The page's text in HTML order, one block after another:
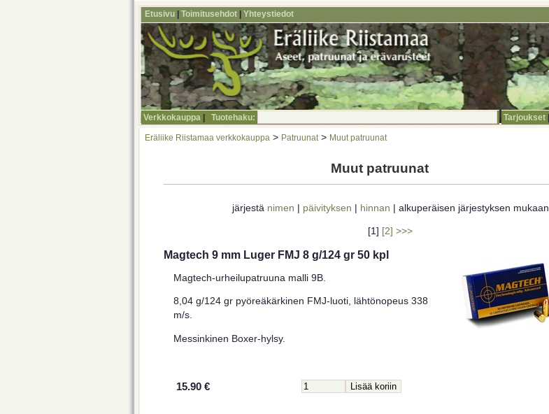
Etusivu Toimitusehdot Yhteystiedot
Verkkokauppa Tuotehaku: Tarjoukset
Eräliike Riistamaa verkkokauppa > Patruunat > Muut patruunat
Muut patruunat
järjestä nimen | päivityksen | hinnan | alkuperäisen järjestyksen mukaan
[1] [2] >>>
Magtech 9 mm Luger FMJ 8 g/124 gr 50 kpl
Magtech-urheilupatruuna malli 9B.
8,04 g/124 gr pyöreäkärkinen FMJ-luoti, lähtönopeus 338
m/s.
Messinkinen Boxer-hylsy.
15.90 €